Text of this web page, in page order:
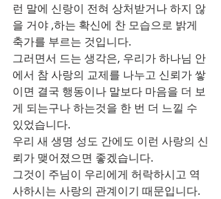
런 말에 신랑이 전혀 상처받거나 하지 않
을 거야 ,하는 확신에 찬 모습으로 밝게
축가를 부르는 것입니다.
그러면서 드는 생각은, 우리가 하나님 안
에서 참 사랑의 교제를 나누고 신뢰가 쌓
이면 결국 행동이나 말보다 마음을 더 보
게 되는구나 하는것을 한 번 더 느낄 수
있었습니다.
우리 새 생명 성도 간에도 이런 사랑의 신
뢰가 맺어졌으면 좋겠습니다.
그것이 주님이 우리에게 허락하시고 역
사하시는 사랑의 관계이기 때문입니다.